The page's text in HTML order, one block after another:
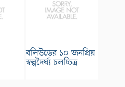
বলিউডের ১০ জনপ্রিয়
স্বল্পদৈর্ঘ্য চলচ্চিত্র